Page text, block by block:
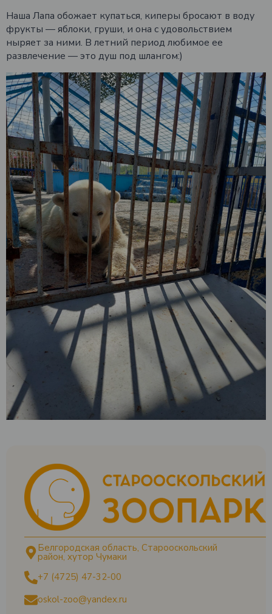
Наша Лапа обожает купаться, киперы бросают в воду
фрукты — яблоки, груши, и она с удовольствием
ныряет за ними. В летний период любимое ее
развлечение — это душ под шлангом:)
Белгородская область, Старооскольский
район, хутор Чумаки
+7 (4725) 47-32-00
oskol-zoo@yandex.ru